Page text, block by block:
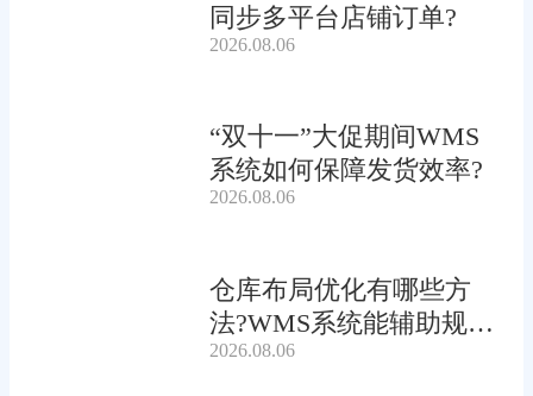
同步多平台店铺订单?
2026.08.06
“双十一”大促期间WMS
系统如何保障发货效率?
2026.08.06
仓库布局优化有哪些方
法?WMS系统能辅助规划
吗?
2026.08.06